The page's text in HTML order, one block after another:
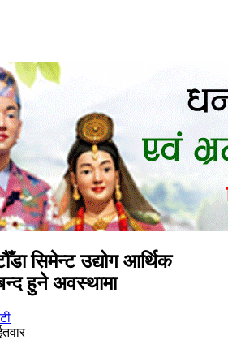
सिमेन्ट उद्योग आर्थिक
हुने अवस्थामा